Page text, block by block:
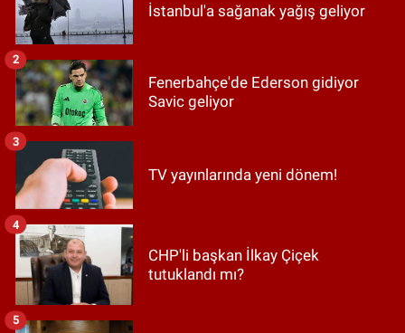
İstanbul'a sağanak yağış geliyor
Fenerbahçe'de Ederson gidiyor
Savic geliyor
2
TV yayınlarında yeni dönem!
3
CHP'li başkan İlkay Çiçek
tutuklandı mı?
4
5